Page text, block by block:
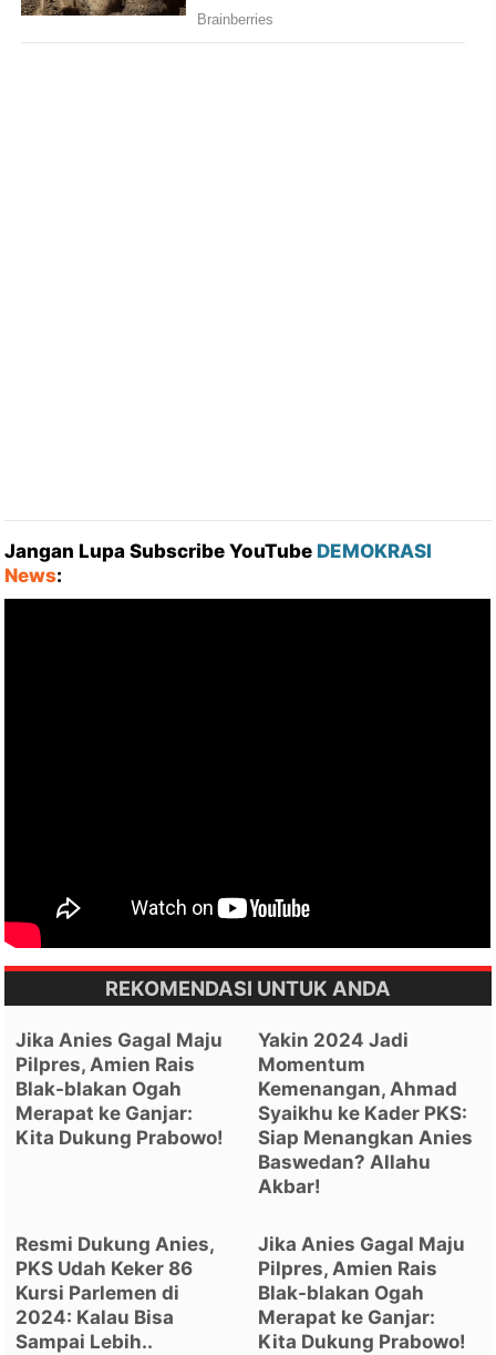
Jangan Lupa Subscribe YouTube DEMOKRASI
News:
REKOMENDASI UNTUK ANDA
Jika Anies Gagal Maju
Pilpres, Amien Rais
Blak-blakan Ogah
Merapat ke Ganjar:
Kita Dukung Prabowo!
Yakin 2024 Jadi
Momentum
Kemenangan, Ahmad
Syaikhu ke Kader PKS:
Siap Menangkan Anies
Baswedan? Allahu
Akbar!
Resmi Dukung Anies,
PKS Udah Keker 86
Kursi Parlemen di
2024: Kalau Bisa
Sampai Lebih..
Jika Anies Gagal Maju
Pilpres, Amien Rais
Blak-blakan Ogah
Merapat ke Ganjar:
Kita Dukung Prabowo!